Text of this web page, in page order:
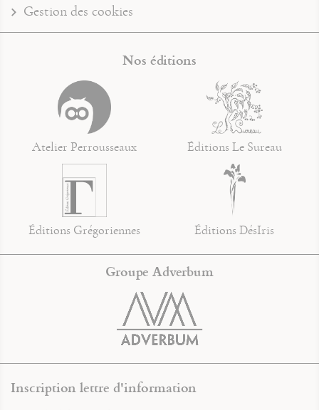
Gestion des cookies
Nos éditions
Atelier Perrousseaux Éditions Le Sureau
Éditions Grégoriennes Éditions DésIris
Groupe Adverbum
Inscription lettre d'information